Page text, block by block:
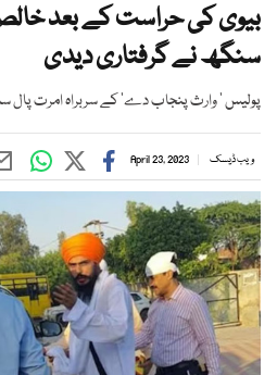
بیوی کی حراست کے بعد
سنگھ نے گرفتاری دیدی
پولیس ’ وارث پنجاب دے‘ کے سربراہ امرت پال سنگھ کو 37 روز سے
ویب ڈیسک April 23, 2023